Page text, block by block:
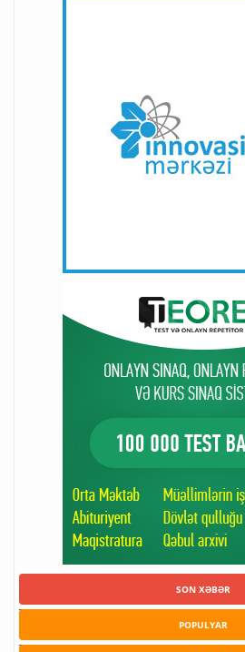
SON XƏBƏR
POPULYAR